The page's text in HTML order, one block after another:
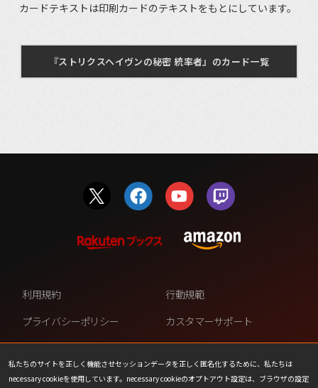
カードテキストは印刷カードのテキストをもとにしています。
『ストリクスヘイヴンの秘密 統率者』のカード一覧
私たちのサイトを正しく機能させセッションデータを正しく匿名化するために、私たちは
necessary cookieを使用しています。necessary cookieのオプトアウト設定は、ブラウザの設定
利用規約
行動規範
プライバシーポリシー
カスタマーサポート
ファンコンテンツ・ポリシー
個人情報の販売や共有を許可し
ない